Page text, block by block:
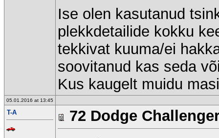
Ise olen kasutanud
plekkdetailide kokku
tekkivat kuuma/ei
soovitanud kas seda
Kus kaugelt muidu
05.01.2016 at 13:45
T-A 72 Dodge